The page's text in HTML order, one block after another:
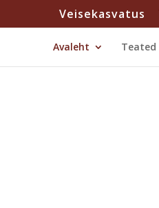
Veisekasvatus
Avaleht Teated